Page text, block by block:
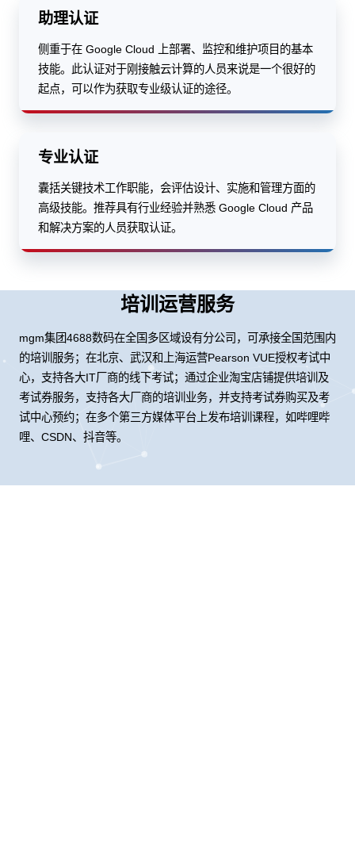
助理认证
侧重于在 Google Cloud 上部署、监控和维护项目的基本
技能。此认证对于刚接触云计算的人员来说是一个很好的
起点，可以作为获取专业级认证的途径。
专业认证
囊括关键技术工作职能，会评估设计、实施和管理方面的
高级技能。推荐具有行业经验并熟悉 Google Cloud 产品
和解决方案的人员获取认证。
培训运营服务
mgm集团4688数码在全国多区域设有分公司，可承接全国范围内
的培训服务；在北京、武汉和上海运营Pearson VUE授权考试中
心，支持各大IT厂商的线下考试；通过企业淘宝店铺提供培训及
考试券服务，支持各大厂商的培训业务，并支持考试券购买及考
试中心预约；在多个第三方媒体平台上发布培训课程，如哔哩哔
哩、CSDN、抖音等。